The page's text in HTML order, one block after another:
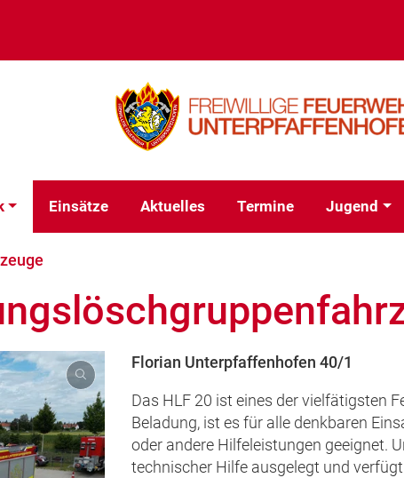
Einsätze Aktuelles Termine Jugend
Florian Unterpfaffenhofen 40/1
Das HLF 20 ist eines der vielfätigsten
Beladung, ist es für alle denkbaren
oder andere Hilfeleistungen geeignet.
technischer Hilfe ausgelegt und